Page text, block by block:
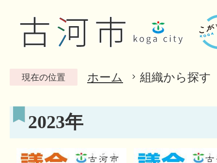
現在の位置 ホーム 組織から探す
2023年